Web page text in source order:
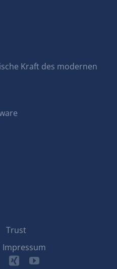
Kraft des modernen
Trust
Impressum